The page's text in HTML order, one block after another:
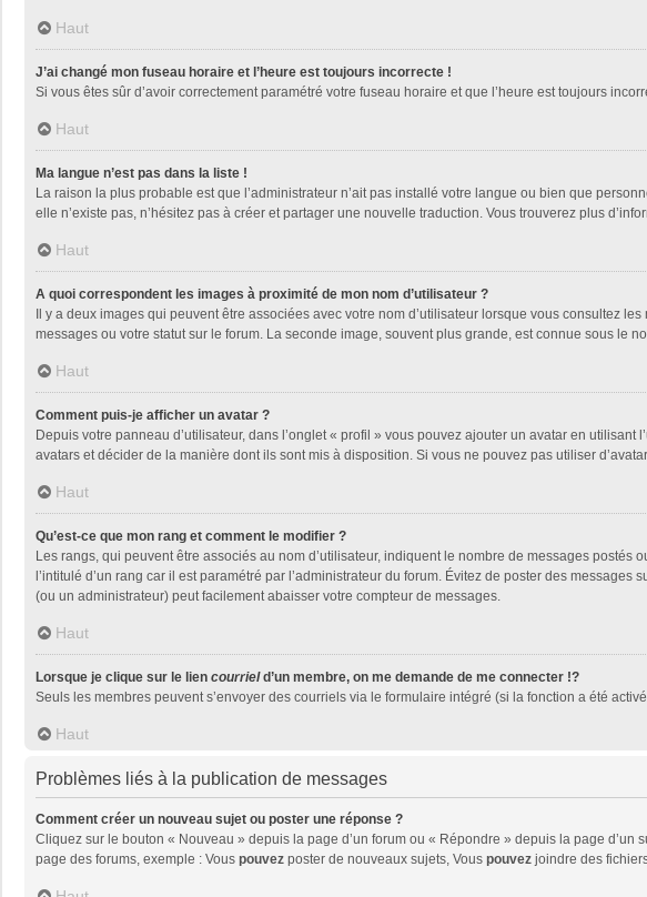
Haut
J’ai changé mon fuseau horaire et l’heure est toujours incorrecte !
Si vous êtes sûr d’avoir correctement paramétré votre fuseau horaire et que l’heure est toujours
Haut
Ma langue n’est pas dans la liste !
La raison la plus probable est que l’administrateur n’ait pas installé votre langue ou bien que
elle n’existe pas, n’hésitez pas à créer et partager une nouvelle traduction. Vous trouverez plus
Haut
A quoi correspondent les images à proximité de mon nom d’utilisateur ?
Il y a deux images qui peuvent être associées avec votre nom d’utilisateur lorsque vous consultez
messages ou votre statut sur le forum. La seconde image, souvent plus grande, est connue sous le
Haut
Comment puis-je afficher un avatar ?
Depuis votre panneau d’utilisateur, dans l’onglet « profil » vous pouvez ajouter un avatar en
avatars et décider de la manière dont ils sont mis à disposition. Si vous ne pouvez pas utiliser
Haut
Qu’est-ce que mon rang et comment le modifier ?
Les rangs, qui peuvent être associés au nom d’utilisateur, indiquent le nombre de messages
l’intitulé d’un rang car il est paramétré par l’administrateur du forum. Évitez de poster des
(ou un administrateur) peut facilement abaisser votre compteur de messages.
Haut
Lorsque je clique sur le lien courrield’un membre, on me demande de me connecter !?
Seuls les membres peuvent s’envoyer des courriels via le formulaire intégré (si la fonction a été
Haut
Problèmes liés à la publication de messages
Comment créer un nouveau sujet ou poster une réponse ?
Cliquez sur le bouton « Nouveau » depuis la page d’un forum ou « Répondre » depuis la page
page des forums, exemple : Vous pouvez poster de nouveaux sujets, Vous pouvez joindre des